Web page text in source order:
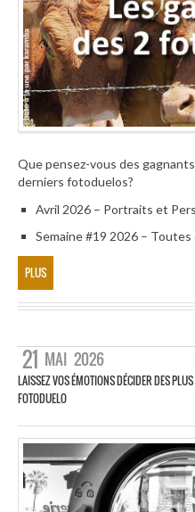
Que pensez-vous des
derniers fotoduelos?
Avril 2026 – Portraits et
Semaine #19 2026 –
PLUS
21 MAI 2026
LAISSEZ VOS ÉMOTIONS DÉCIDER DES
FOTODUELO